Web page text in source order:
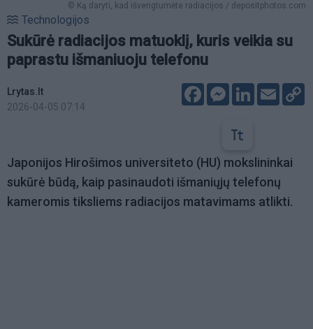
© Ką daryti, kad išvengtumėte radiacijos / depositphotos.com
Technologijos
Sukūrė radiacijos matuoklį, kuris veikia su
paprastu išmaniuoju telefonu
Lrytas.lt
2026-04-05 07:14
FacebookMessenger
LinkedIn
Email
Japonijos Hirošimos universiteto (HU) mokslininkai
sukūrė būdą, kaip pasinaudoti išmaniųjų telefonų
kameromis tiksliems radiacijos matavimams atlikti.